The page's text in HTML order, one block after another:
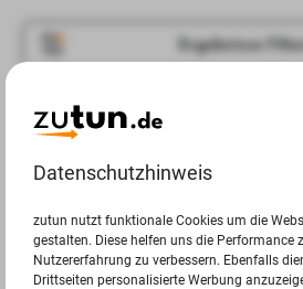
Ergebnisse
Jobangebote
Ergebnisse.
Datenschutzhinweis
zutun nutzt funktionale Cookies um die
gestalten. Diese helfen uns die Performance
Nutzererfahrung zu verbessern. Ebenfalls
Drittseiten personalisierte Werbung